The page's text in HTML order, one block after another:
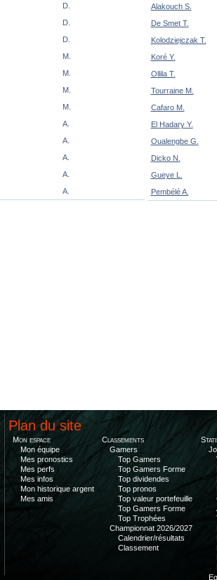
D.
D.
D.
M.
M.
M.
M.
A.
A.
A.
A.
A.
Alakouch S.
De Smet T.
Kolodziejczak T.
Koré Y.
Ollila T.
Tourraine M.
Cafaro M.
El Hadary Y.
Oualengbe G.
Dicko N.
Gueye L.
Pembélé A.
Plan du site
Mon espace
Mon équipe
Mes pronostics
Mes perfs
Mes infos
Mon historique argent
Mes amis
Classements
Gamers
Top Gamers
Top Gamers Forme
Top dividendes
Top pronos
Top valeur portefeuille
Top Gamers Forme
Top Trophées
Championnat 2026/2027
Calendrier/résultats
Classement